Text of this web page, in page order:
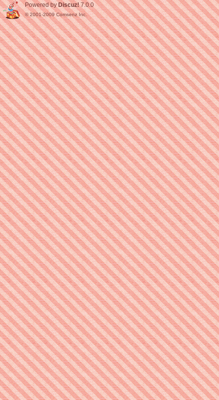
Powered by Discuz! 7.0.0
© 2001-2009Comsenz Inc.